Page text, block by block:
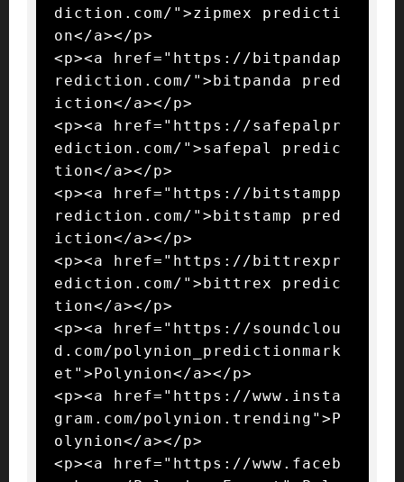
diction.com/">zipmex predicti
on</a></p>
<p><a href="https://bitpandap
rediction.com/">bitpanda pred
iction</a></p>
<p><a href="https://safepalpr
ediction.com/">safepal predic
tion</a></p>
<p><a href="https://bitstampp
rediction.com/">bitstamp pred
iction</a></p>
<p><a href="https://bittrexpr
ediction.com/">bittrex predic
tion</a></p>
<p><a href="https://soundclou
d.com/polynion_predictionmark
et">Polynion</a></p>
<p><a href="https://www.insta
gram.com/polynion.trending">P
olynion</a></p>
<p><a href="https://www.faceb